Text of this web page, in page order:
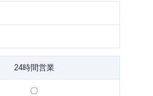
24時間営業
〇